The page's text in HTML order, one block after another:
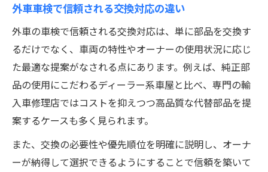
外車車検で信頼される交換対応の違い
外車の車検で信頼される交換対応は、単に部品を交換す
るだけでなく、車両の特性やオーナーの使用状況に応じ
た最適な提案がなされる点にあります。例えば、純正部
品の使用にこだわるディーラー系車屋と比べ、専門の輸
入車修理店ではコストを抑えつつ高品質な代替部品を提
案するケースも多く見られます。
また、交換の必要性や優先順位を明確に説明し、オーナ
ーが納得して選択できるようにすることで信頼を築いて